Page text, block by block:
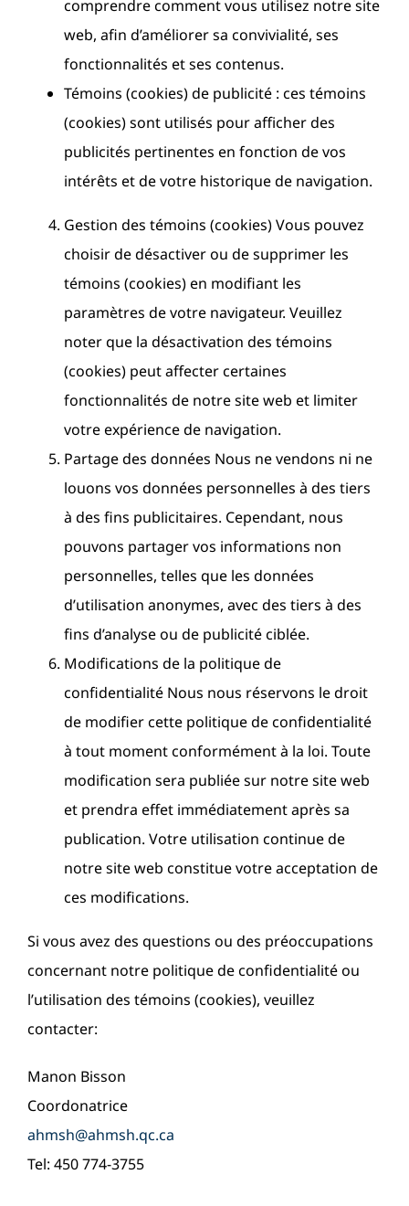
comprendre comment vous utilisez notre site
web, afin d’améliorer sa convivialité, ses
fonctionnalités et ses contenus.
Témoins (cookies) de publicité : ces témoins
(cookies) sont utilisés pour afficher des
publicités pertinentes en fonction de vos
intérêts et de votre historique de navigation.
Gestion des témoins (cookies) Vous pouvez
choisir de désactiver ou de supprimer les
témoins (cookies) en modifiant les
paramètres de votre navigateur. Veuillez
noter que la désactivation des témoins
(cookies) peut affecter certaines
fonctionnalités de notre site web et limiter
votre expérience de navigation.
Partage des données Nous ne vendons ni ne
louons vos données personnelles à des tiers
à des fins publicitaires. Cependant, nous
pouvons partager vos informations non
personnelles, telles que les données
d’utilisation anonymes, avec des tiers à des
fins d’analyse ou de publicité ciblée.
Modifications de la politique de
confidentialité Nous nous réservons le droit
de modifier cette politique de confidentialité
à tout moment conformément à la loi. Toute
modification sera publiée sur notre site web
et prendra effet immédiatement après sa
publication. Votre utilisation continue de
notre site web constitue votre acceptation de
ces modifications.
Si vous avez des questions ou des préoccupations
concernant notre politique de confidentialité ou
l’utilisation des témoins (cookies), veuillez
contacter:
Manon Bisson
Coordonatrice
ahmsh@ahmsh.qc.ca
Tel: 450 774-3755